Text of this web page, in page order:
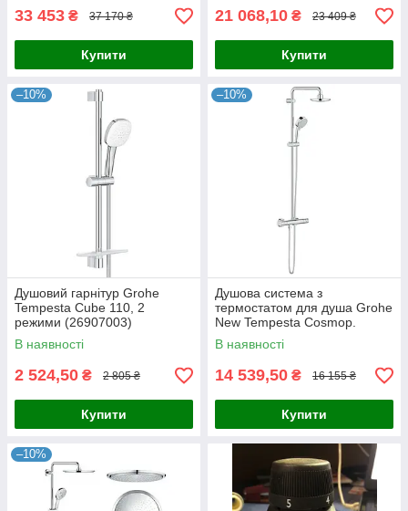
33 453 ₴ 37 170 ₴
Купити
21 068,10 ₴ 23 409 ₴
Купити
–10%
Душовий гарнітур Grohe
Tempesta Cube 110, 2
режими (26907003)
В наявності
2 524,50 ₴ 2 805 ₴
Купити
–10%
Душова система з
термостатом для душа Grohe
New Tempesta Cosmop.
System (27922000)
В наявності
14 539,50 ₴ 16 155 ₴
Купити
–10%